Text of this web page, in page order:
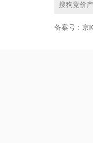
搜狗竞价
备案号： 京